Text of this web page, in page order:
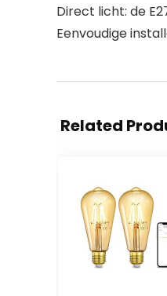
Direct licht: de
Eenvoudige
Related